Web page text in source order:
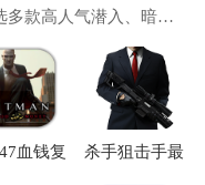
多款高人气潜入、暗杀
信条》系列及《狼人
各异的
血钱复
杀手狙击手最